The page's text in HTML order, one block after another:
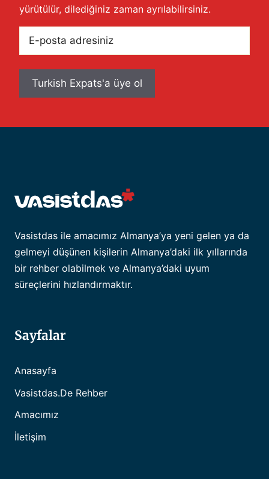
yürütülür, dilediğiniz zaman ayrılabilirsiniz.
posta
adresiniz
Vasistdas ile amacımız Almanya’ya yeni gelen ya da
gelmeyi düşünen kişilerin Almanya’daki ilk yıllarında
bir rehber olabilmek ve Almanya’daki uyum
süreçlerini hızlandırmaktır.
Sayfalar
Anasayfa
Vasistdas.de Rehber
Amacımız
İletişim